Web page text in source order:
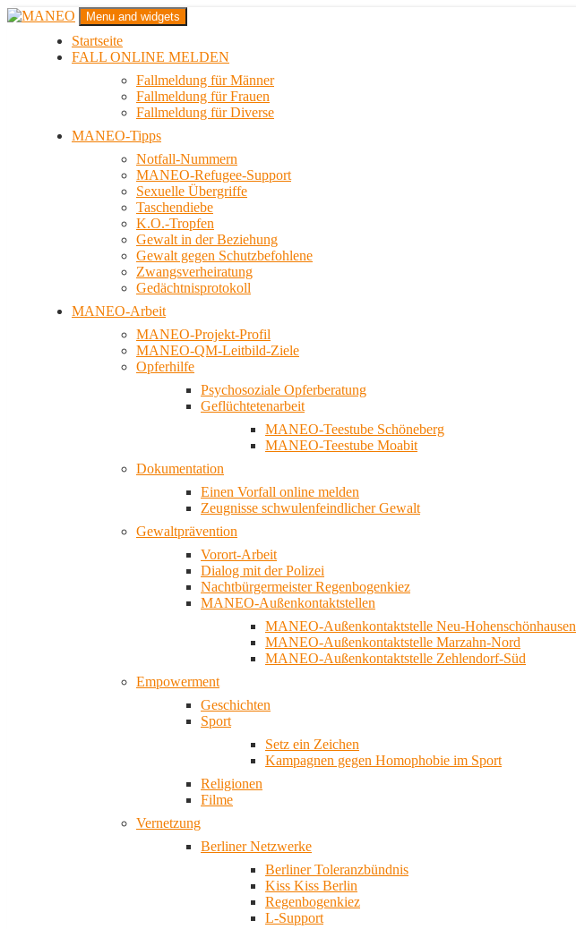
Zum
MANEO
Das schwule Anti-Gewalt-Projekt in Berlin
Menu and widgets
Startseite
FALL ONLINE MELDEN
Fallmeldung für Männer
Fallmeldung für Frauen
Fallmeldung für Diverse
MANEO-Tipps
Notfall-Nummern
MANEO-Refugee-Support
Sexuelle Übergriffe
Taschendiebe
K.O.-Tropfen
Gewalt in der Beziehung
Gewalt gegen Schutzbefohlene
Zwangsverheiratung
Gedächtnisprotokoll
MANEO-Arbeit
MANEO-Projekt-Profil
MANEO-QM-Leitbild-Ziele
Opferhilfe
Psychosoziale Opferberatung
Geflüchtetenarbeit
MANEO-Teestube Schöneberg
MANEO-Teestube Moabit
Dokumentation
Einen Vorfall online melden
Zeugnisse schwulenfeindlicher Gewalt
Gewaltprävention
Vorort-Arbeit
Dialog mit der Polizei
Nachtbürgermeister Regenbogenkiez
MANEO-Außenkontaktstellen
MANEO-Außenkontaktstelle Neu-Hohenschönhausen
MANEO-Außenkontaktstelle Marzahn-Nord
MANEO-Außenkontaktstelle Zehlendorf-Süd
Empowerment
Geschichten
Sport
Setz ein Zeichen
Kampagnen gegen Homophobie im Sport
Religionen
Filme
Vernetzung
Berliner Netzwerke
Berliner Toleranzbündnis
Kiss Kiss Berlin
Regenbogenkiez
L-Support